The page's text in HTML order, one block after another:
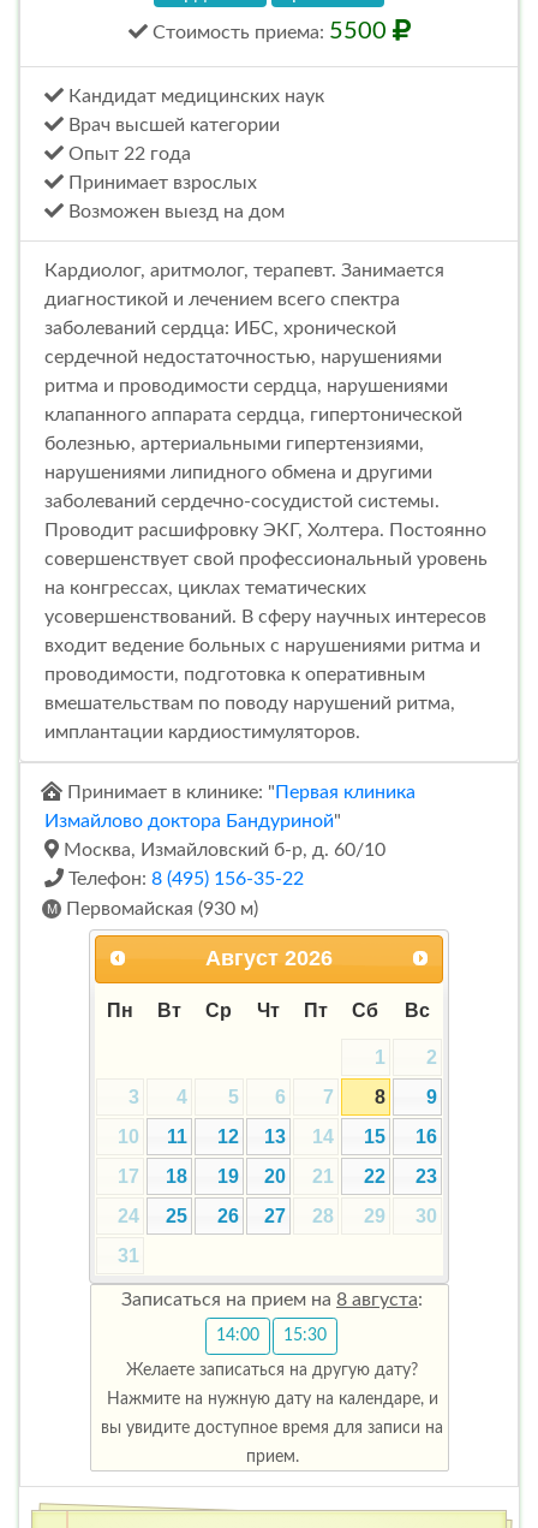
Стоимость приема: 5500
Кандидат медицинских наук
Врач высшей категории
Опыт 22 года
Принимает взрослых
Возможен выезд на дом
Кардиолог, аритмолог, терапевт. Занимается
диагностикой и лечением всего спектра
заболеваний сердца: ИБС, хронической
сердечной недостаточностью, нарушениями
ритма и проводимости сердца, нарушениями
клапанного аппарата сердца, гипертонической
болезнью, артериальными гипертензиями,
нарушениями липидного обмена и другими
заболеваний сердечно-сосудистой системы.
Проводит расшифровку ЭКГ, Холтера. Постоянно
совершенствует свой профессиональный уровень
на конгрессах, циклах тематических
усовершенствований. В сферу научных интересов
входит ведение больных с нарушениями ритма и
проводимости, подготовка к оперативным
вмешательствам по поводу нарушений ритма,
имплантации кардиостимуляторов.
Принимает в клинике: " Первая клиника
Измайлово доктора Бандуриной"
Москва, Измайловский б-р, д. 60/10
Телефон: 8 (495) 156-35-22
Первомайская (930 м)
Август 2026
Пн Вт Ср Чт Пт Сб Вс
1
2
3
4 5 6 7 8
9
10
11 12 13 14 15
16
17
18 19 20 21 22
23
24
25 26 27 28 29
30
31
Записаться на прием на 8 августа:
14:00 15:30
Желаете записаться на другую дату?
Нажмите на нужную дату на календаре, и
вы увидите доступное время для записи на
прием.